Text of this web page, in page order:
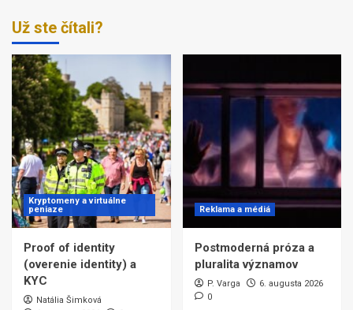
Už ste čítali?
Kryptomeny a virtuálne
peniaze
Proof of identity
(overenie identity) a
KYC
Natália Šimková
Reklama a médiá
Postmoderná próza a
pluralita významov
P. Varga
6. augusta 2026
0